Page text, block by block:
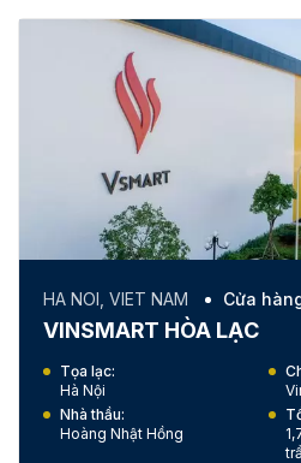
HA NOI, VIET NAM Cửa
VINSMART HÒA LẠC
Tọa lạc:
Hà Nội
Nhà thầu:
Hoàng Nhật Hồng